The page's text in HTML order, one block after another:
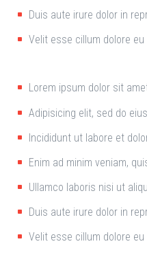
Duis aute irure dolor in
Velit esse cillum dolore
Lorem ipsum dolor sit
Adipisicing elit, sed do
Incididunt ut labore et
Enim ad minim veniam,
Ullamco laboris nisi ut
Duis aute irure dolor in
Velit esse cillum dolore